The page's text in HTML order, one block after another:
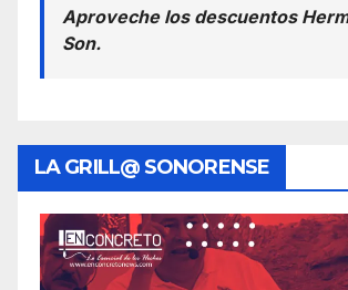
Aproveche los descuentos
Son.
LA GRILL@ SONORENSE